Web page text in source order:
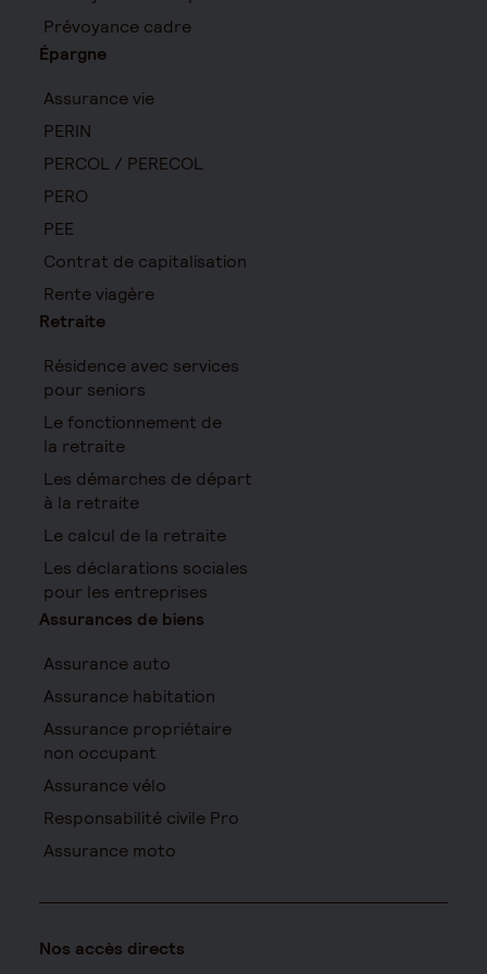
Prévoyance cadre
Épargne
Assurance vie
PERIN
PERCOL / PERECOL
PERO
PEE
Contrat de capitalisation
Rente viagère
Retraite
Résidence avec services
pour seniors
Le fonctionnement de
la retraite
Les démarches de départ
à la retraite
Le calcul de la retraite
Les déclarations sociales
pour les entreprises
Assurances de biens
Assurance auto
Assurance habitation
Assurance propriétaire
non occupant
Assurance vélo
Responsabilité civile Pro
Assurance moto
Nos accès directs